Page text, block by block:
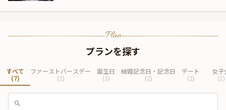
Plan
プランを探す
すべて
(7)
ファーストバースデー
(2)
誕生日
(3)
結婚記念日・記念日
(2)
デート
(2)
女子
(1)